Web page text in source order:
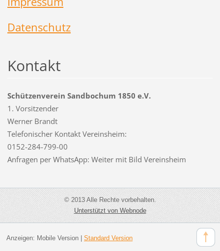
Datenschutz
Kontakt
Schützenverein Sandbochum 1850 e.V.
1. Vorsitzender
Werner Brandt
Telefonischer Kontakt Vereinsheim:
0152-284-799-00
Anfragen per WhatsApp: Weiter mit Bild Vereinsheim
© 2013 Alle Rechte vorbehalten.
Unterstützt von Webnode
Anzeigen: Mobile Version| Standard Version